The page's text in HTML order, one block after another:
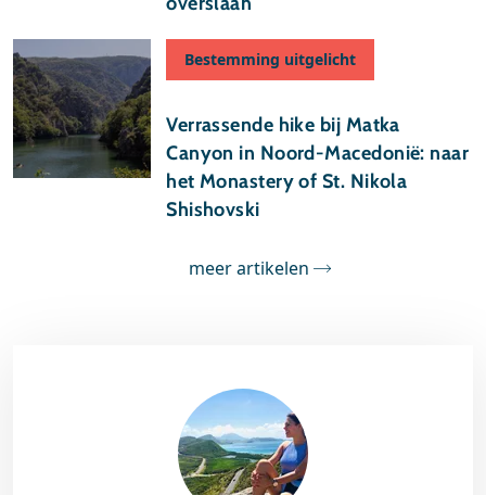
Bestemming uitgelicht
Verrassende hike bij Matka
Canyon in Noord-Macedonië: naar
het Monastery of St. Nikola
Shishovski
meer artikelen